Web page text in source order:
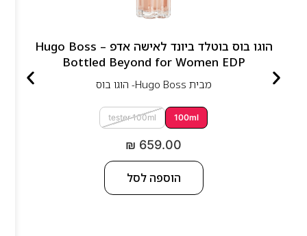
הוגו בוס בוטלד ביונד לאישה אדפ – Hugo Boss
Bottled Beyond for Women EDP
מבית Hugo Boss- הוגו בוס
100ml
tester 100ml
₪ 659.00
הוספה לסל